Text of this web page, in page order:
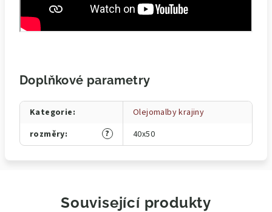
Doplňkové parametry
Kategorie:
Olejomalby krajiny
?
rozměry: 40x50
Související produkty